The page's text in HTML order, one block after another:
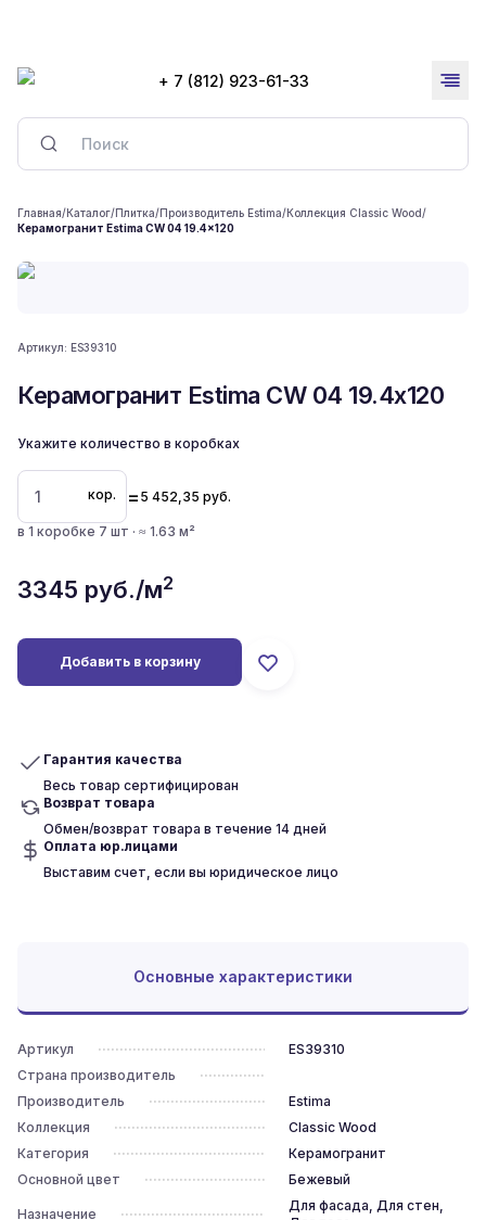
+ 7 (812) 923-61-33
Главная/Каталог/Плитка/Производитель Estima/Коллекция Classic Wood/
Керамогранит Estima CW 04 19.4x120
Артикул: ES39310
Керамогранит Estima CW 04 19.4x120
Укажите количество в коробках
кор. = 5 452,35 руб.
в 1 коробке 7 шт · ≈ 1.63 м²
3345 руб./м2
Добавить в корзину
Гарантия качества
Весь товар сертифицирован
Возврат товара
Обмен/возврат товара в течение 14 дней
Оплата юр.лицами
Выставим счет, если вы юридическое лицо
Основные характеристики
Артикул
ES39310
Страна производитель
Производитель
Estima
Коллекция
Classic Wood
Категория
Керамогранит
Основной цвет
Бежевый
Назначение
Для фасада, Для стен,